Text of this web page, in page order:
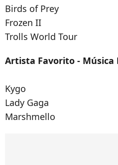
Birds of Prey
Frozen II
Trolls World Tour
Artista Favorito - Música
Kygo
Lady Gaga
Marshmello